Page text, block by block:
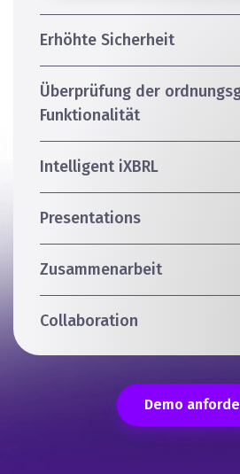
Erhöhte Sicherheit
Überprüfung der
Funktionalität
Intelligent iXBRL
Presentations
Zusammenarbeit
Collaboration
Demo